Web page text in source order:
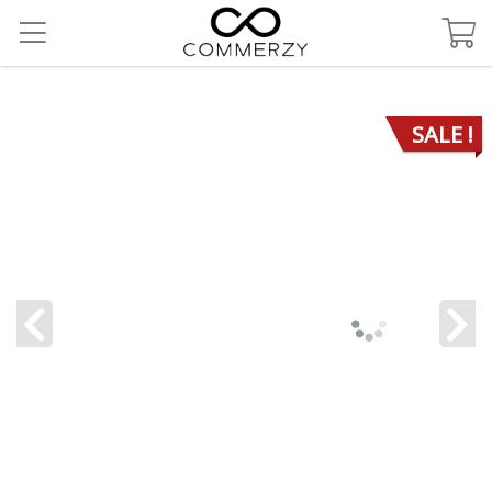
SALE !